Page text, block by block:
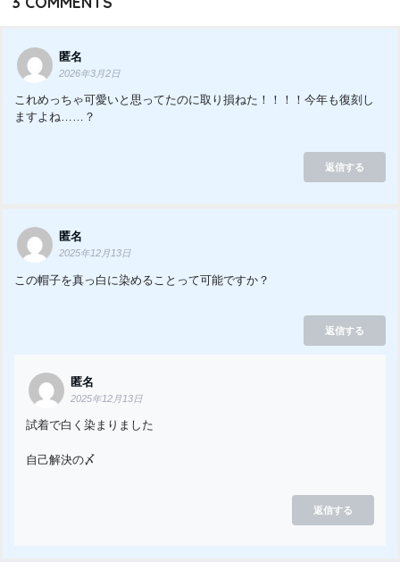
匿名
2026年3月2日
これめっちゃ可愛いと思ってたのに取り損ねた！！！！今年も復刻し
ますよね……？
返信する
匿名
2025年12月13日
この帽子を真っ白に染めることって可能ですか？
返信する
匿名
2025年12月13日
試着で白く染まりました
自己解決の〆
返信する